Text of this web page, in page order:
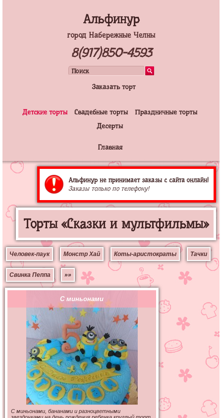
Альфинур
город Набережные Челны
8(917)850-4593
Заказать торт
Детские торты Свадебные торты
Праздничные торты
Десерты
Главная
Альфинур не принимает заказы с сайта онлайн!
Заказы только по телефону!
Торты «Сказки и мультфильмы»
Человек-паук Монстр Хай Коты-аристократы Тачки
Свинка Пеппа »»
С миньонами
С миньонами, бананами и разноцветными